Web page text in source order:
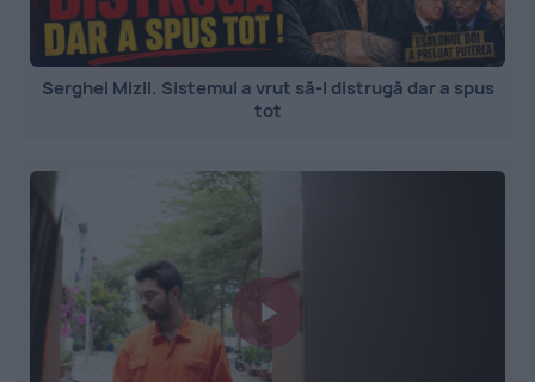
Serghei Mizil. Sistemul a vrut să-l distrugă dar a spus
tot